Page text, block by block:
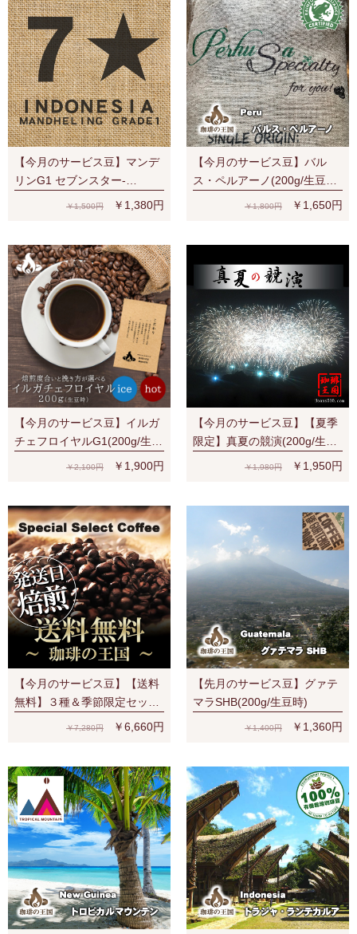
【今月のサービス豆】マンデ
リンG1 セブンスター-
SevenStars (200g/生豆時) RA
￥1,500円 ￥1,380円
【今月のサービス豆】バル
ス・ペルアーノ(200g/生豆
時)RA認証 スペシャルティ 芳
￥1,800円 ￥1,650円
【今月のサービス豆】イルガ
チェフロイヤルG1(200g/生豆
時) 有機栽培豆 ナチュラル ス
￥2,100円 ￥1,900円
【今月のサービス豆】【夏季
限定】真夏の競演(200g/生豆
￥1,980円 ￥1,950円
【今月のサービス豆】【送料
無料】３種＆季節限定セット
（S、V、Y、夏）宅配便でも
￥7,280円 ￥6,660円
【先月のサービス豆】グァテ
マラSHB(200g/生豆時)
￥1,400円 ￥1,360円